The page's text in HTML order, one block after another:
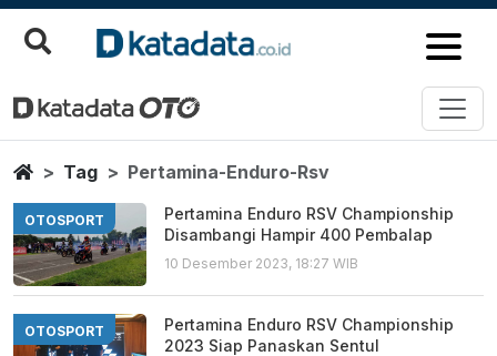
Pertamina Enduro Rsv
Berita Terbaru
HomeTag Pertamina-Enduro-Rsv
OTOSPORT
Pertamina Enduro RSV Championship
Disambangi Hampir 400 Pembalap
10 Desember 2023, 18:27 WIB
OTOSPORT
Pertamina Enduro RSV Championship
2023 Siap Panaskan Sentul